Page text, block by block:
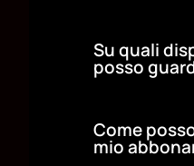
Su quali
posso
Come
mio